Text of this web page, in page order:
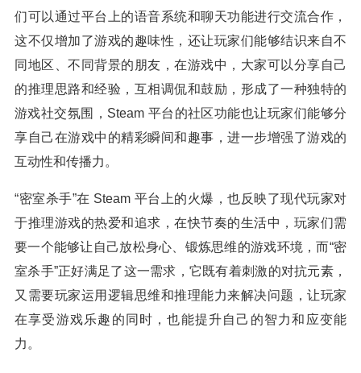
们可以通过平台上的语音系统和聊天功能进行交流合作，
这不仅增加了游戏的趣味性，还让玩家们能够结识来自不
同地区、不同背景的朋友，在游戏中，大家可以分享自己
的推理思路和经验，互相调侃和鼓励，形成了一种独特的
游戏社交氛围，Steam 平台的社区功能也让玩家们能够分
享自己在游戏中的精彩瞬间和趣事，进一步增强了游戏的
互动性和传播力。
“密室杀手”在 Steam 平台上的火爆，也反映了现代玩家对
于推理游戏的热爱和追求，在快节奏的生活中，玩家们需
要一个能够让自己放松身心、锻炼思维的游戏环境，而“密
室杀手”正好满足了这一需求，它既有着刺激的对抗元素，
又需要玩家运用逻辑思维和推理能力来解决问题，让玩家
在享受游戏乐趣的同时，也能提升自己的智力和应变能
力。